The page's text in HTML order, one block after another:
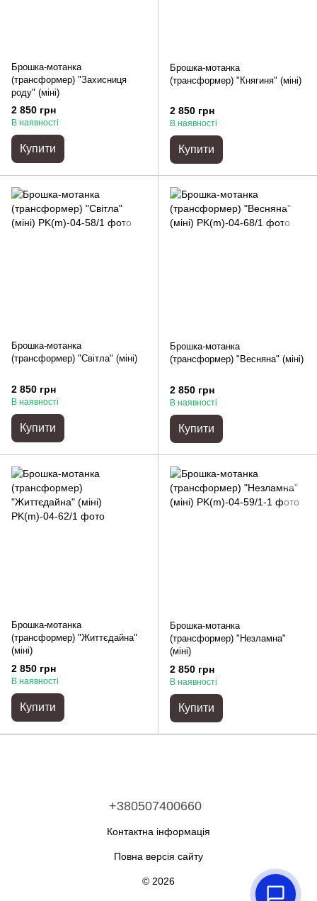
Брошка-мотанка
(трансформер) "Захисниця
роду" (міні)
2 850 грн
В наявності
Купити
Брошка-мотанка
(трансформер) "Княгиня" (міні)
2 850 грн
В наявності
Купити
Брошка-мотанка
(трансформер) "Світла" (міні)
2 850 грн
В наявності
Купити
Брошка-мотанка
(трансформер) "Весняна" (міні)
2 850 грн
В наявності
Купити
Брошка-мотанка
(трансформер) "Життєдайна"
(міні)
2 850 грн
В наявності
Купити
Брошка-мотанка
(трансформер) "Незламна"
(міні)
2 850 грн
В наявності
Купити
+380507400660
Контактна інформація
Повна версія сайту
© 2026